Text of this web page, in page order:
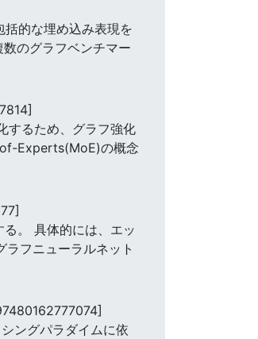
的な埋め込み表現を
のグラフベンチマー
するため、グラフ強化
Experts(MoE)の概念
。 具体的には、エッ
フニューラルネット
ングパラダイムに依